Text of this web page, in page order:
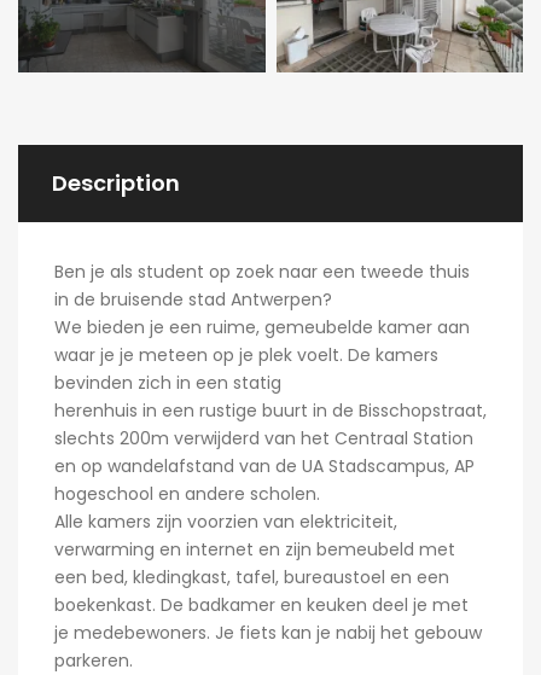
Description
Ben je als student op zoek naar een tweede thuis
in de bruisende stad Antwerpen?
We bieden je een ruime, gemeubelde kamer aan
waar je je meteen op je plek voelt. De kamers
bevinden zich in een statig
herenhuis in een rustige buurt in de Bisschopstraat,
slechts 200m verwijderd van het Centraal Station
en op wandelafstand van de UA Stadscampus, AP
hogeschool en andere scholen.
Alle kamers zijn voorzien van elektriciteit,
verwarming en internet en zijn bemeubeld met
een bed, kledingkast, tafel, bureaustoel en een
boekenkast. De badkamer en keuken deel je met
je medebewoners. Je fiets kan je nabij het gebouw
parkeren.